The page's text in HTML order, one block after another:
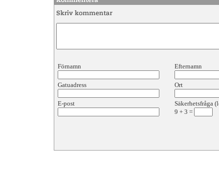
Förnamn Efternamn
Gatuadress Ort
E-post
Säkerhetsfråga
9 + 3 =